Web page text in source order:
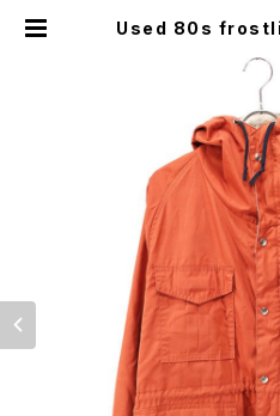
Used 80s
S 相当 古着 |
re